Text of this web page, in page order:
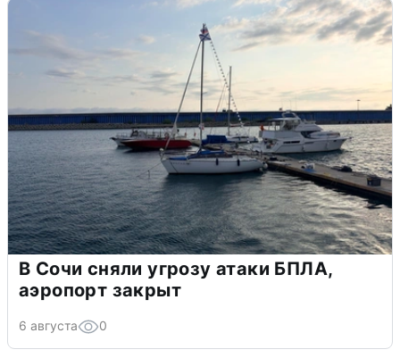
В Сочи сняли угрозу атаки БПЛА,
аэропорт закрыт
6 августа 0